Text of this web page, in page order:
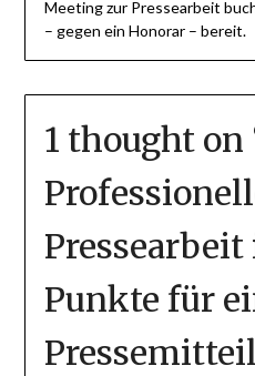
Meeting zur Pressearbeit
– gegen ein Honorar – bereit.
1 thought on
Punkte für